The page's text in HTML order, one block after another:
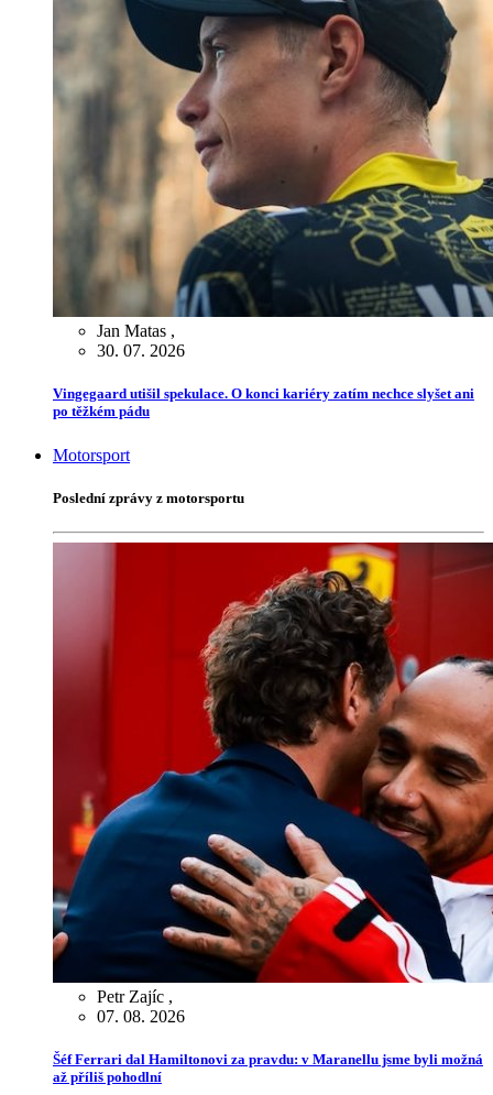
Jan Matas ,
30. 07. 2026
Vingegaard utišil spekulace. O konci kariéry zatím nechce slyšet ani
po těžkém pádu
Motorsport
Poslední zprávy z motorsportu
Petr Zajíc ,
07. 08. 2026
Šéf Ferrari dal Hamiltonovi za pravdu: v Maranellu jsme byli možná
až příliš pohodlní